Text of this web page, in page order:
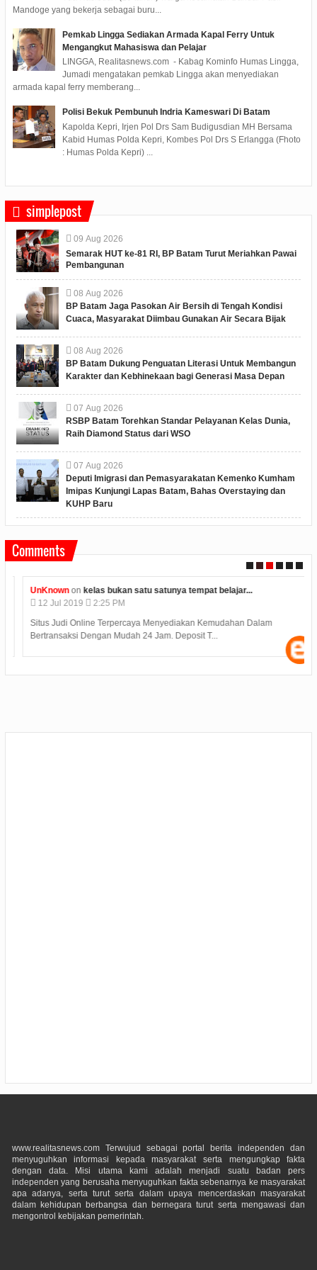
Mandoge yang bekerja sebagai buru...
Pemkab Lingga Sediakan Armada Kapal Ferry Untuk
Mengangkut Mahasiswa dan Pelajar
LINGGA, Realitasnews.com - Kabag Kominfo Humas Lingga,
Jumadi mengatakan pemkab Lingga akan menyediakan
armada kapal ferry memberang...
Polisi Bekuk Pembunuh Indria Kameswari Di Batam
Kapolda Kepri, Irjen Pol Drs Sam Budigusdian MH Bersama
Kabid Humas Polda Kepri, Kombes Pol Drs S Erlangga (Fhoto
: Humas Polda Kepri) ...
simplepost
09 Aug 2026
Semarak HUT ke-81 RI, BP Batam Turut Meriahkan Pawai
Pembangunan
08 Aug 2026
BP Batam Jaga Pasokan Air Bersih di Tengah Kondisi
Cuaca, Masyarakat Diimbau Gunakan Air Secara Bijak
08 Aug 2026
BP Batam Dukung Penguatan Literasi Untuk Membangun
Karakter dan Kebhinekaan bagi Generasi Masa Depan
07 Aug 2026
RSBP Batam Torehkan Standar Pelayanan Kelas Dunia,
Raih Diamond Status dari WSO
07 Aug 2026
Deputi Imigrasi dan Pemasyarakatan Kemenko Kumham
Imipas Kunjungi Lapas Batam, Bahas Overstaying dan
KUHP Baru
Comments
UnKnownonkelas bukan satu satunya tempat belajar...
12 Jul 2019
2:25 PM
Situs Judi Online Terpercaya Menyediakan Kemudahan Dalam
Bertransaksi Dengan Mudah 24 Jam. Deposit T...
www.realitasnews.com Terwujud sebagai portal berita independen dan
menyuguhkan informasi kepada masyarakat serta mengungkap fakta
dengan data. Misi utama kami adalah menjadi suatu badan pers
independen yang berusaha menyuguhkan fakta sebenarnya ke masyarakat
apa adanya, serta turut serta dalam upaya mencerdaskan masyarakat
dalam kehidupan berbangsa dan bernegara turut serta mengawasi dan
mengontrol kebijakan pemerintah.